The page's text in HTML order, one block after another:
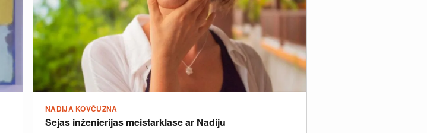
NADIJA KOVČUZNA
Sejas inženierijas meistarklase ar Nadiju